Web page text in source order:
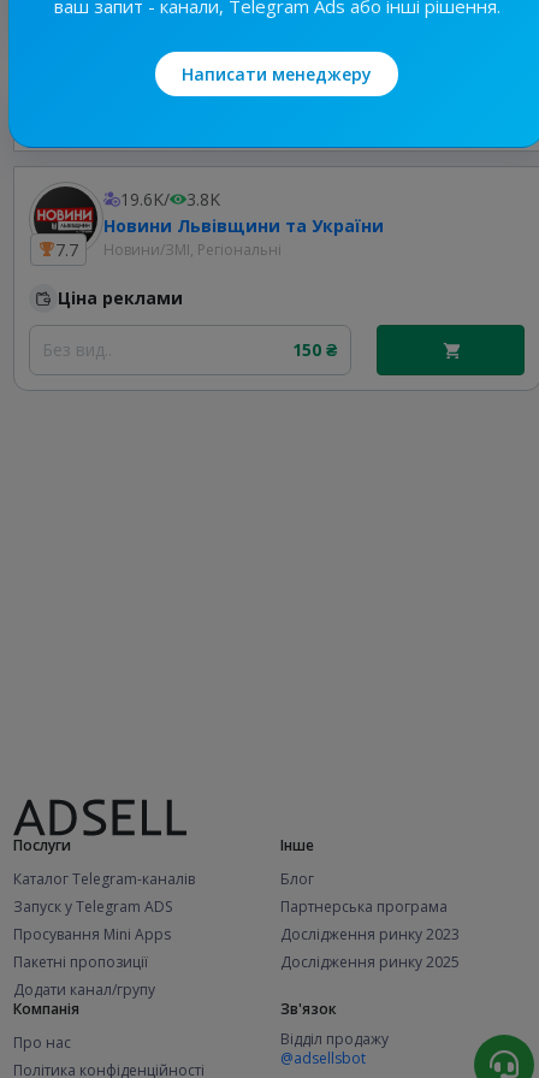
7.7
19.6K/
3.8K
Новини Львівщини та України
Новини/ЗМІ, Регіональні
Ціна реклами
Без вид.. 150 ₴
Послуги
Каталог Telegram-каналів
Запуск у Telegram ADS
Просування Mini Apps
Пакетні пропозиції
Додати канал/групу
Інше
Блог
Партнерська програма
Дослідження ринку 2023
Дослідження ринку 2025
Компанія
Про нас
Політика конфіденційності
Зв'язок
Відділ продажу
@adsellsbot
ваш запит - канали, Telegram Ads або інші рішення.
Написати менеджеру